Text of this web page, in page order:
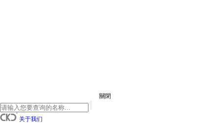
關閉
关于我们